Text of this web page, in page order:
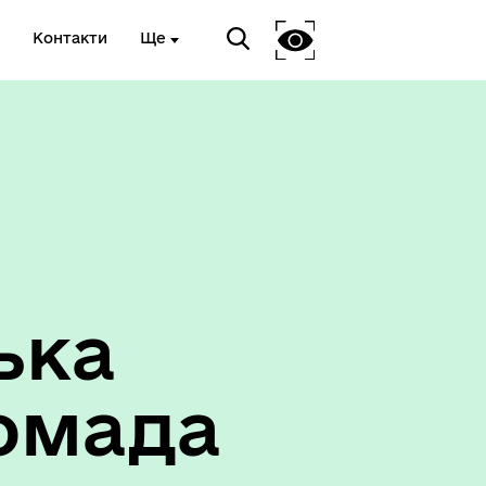
Контакти Ще